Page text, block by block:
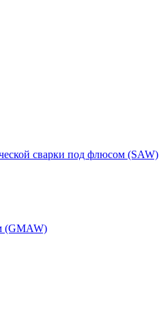
сварки под флюсом (SAW)
(GMAW)